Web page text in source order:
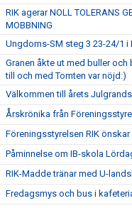
RIK agerar NOLL TOLERANS
MOBBNING
Ungdoms-SM steg 3 23-24/1 i
Granen åkte ut med buller
till och med Tomten var nöjd:)
Välkommen till årets
Årskrönika från
Föreningsstyrelsen RIK
Påminnelse om IB-skola
RIK-Madde tränar med U-
Fredagsmys och bus i